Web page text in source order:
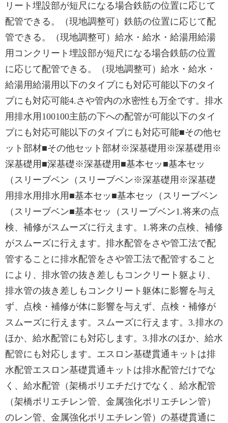
リート埋設部が短尺になる場合鉄筋の位置に応じて
配管できる。（現地調整可）鉄筋の位置に応じて配
管できる。（現地調整可）給水・給水・給湯用給湯
用コンクリート埋設部が短尺になる場合鉄筋の位置
に応じて配管できる。（現地調整可）給水・給水・
給湯用給湯用以下のタイプにも対応可能以下のタイ
プにも対応可能4.さや管内の水密性も万全です。排水
用排水用100100主筋の下への配管が可能以下のタイ
プにも対応可能以下のタイプにも対応可能■その他セ
ット部材■その他セット部材※深基礎用※深基礎用※
深基礎用■深基礎※深基礎用■基本セッ■基本セッ
（スリーブベン（スリーブベン※深基礎用※深基礎
用排水用排水用■基本セッ■基本セッ（スリーブベン
（スリーブベン■基本セッ（スリーブベン1.将来の点
検、補修がスムーズに行えます。1.将来の点検、補修
がスムーズに行えます。排水配管をさや管工法で配
管することに排水配管をさや管工法で配管すること
により、排水管の抜き差しもコンクリート躯より、
排水管の抜き差しもコンクリート躯体に影響を与え
ず、点検・補修が体に影響を与えず、点検・補修が
スムーズに行えます。スムーズに行えます。3.排水の
ほか、給水配管にも対応します。3.排水のほか、給水
配管にも対応します。エスロン基礎貫通キットは排
水配管エスロン基礎貫通キットは排水配管だけでな
く、給水配管（架橋ポリエチだけでなく、給水配管
（架橋ポリエチレン管、金属強化ポリエチレン管）
のレン管、金属強化ポリエチレン管）の基礎貫通に